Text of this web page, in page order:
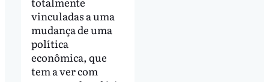
vinculadas a uma
mudança de uma
política
econômica, que
tem a ver com